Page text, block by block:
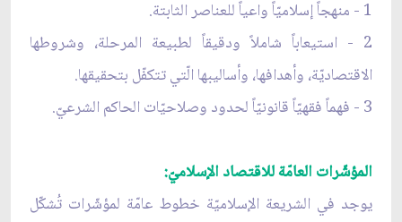
1 - منهجاً إسلاميّاً واعياً للعناصر الثابتة.
2 - استيعاباً شاملاً ودقيقاً لطبيعة المرحلة، وشروطها
الاقتصاديّة، وأهدافها، وأساليبها الّتي تتكفّل بتحقيقها.
3 - فهماً فقهيّاً قانونيّاً لحدود وصلاحيّات الحاكم الشرعيّ.
المؤشّرات العامّة للاقتصاد الإسلاميّ:
يوجد في الشريعة الإسلاميّة خطوط عامّة لمؤشّرات تُشكّل